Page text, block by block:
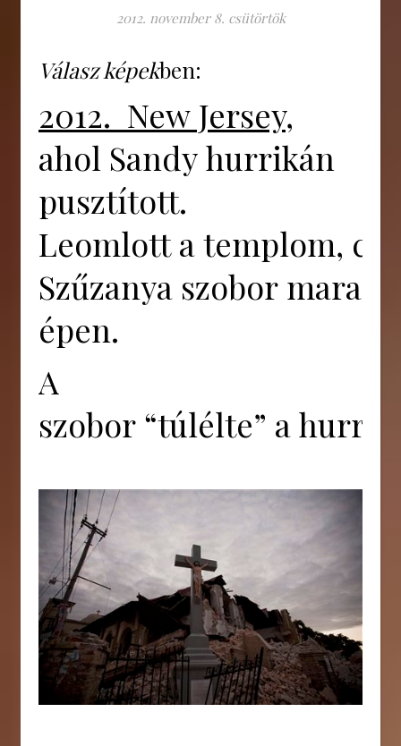
2012. november 8. csütörtök
Válasz képekben:
2012. New Jersey,
ahol Sandy hurrikán
pusztított.
Leomlott a templom,
Szűzanya szobor
épen.
A
szobor “túlélte” a